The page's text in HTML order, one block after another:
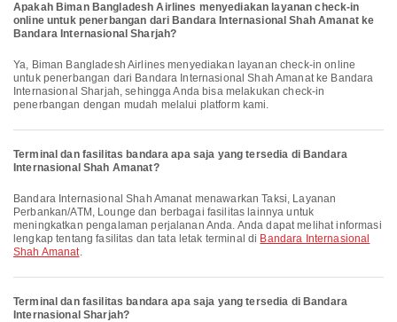
Apakah Biman Bangladesh Airlines menyediakan layanan check-in
online untuk penerbangan dari Bandara Internasional Shah Amanat ke
Bandara Internasional Sharjah?
Ya, Biman Bangladesh Airlines menyediakan layanan check-in online
untuk penerbangan dari Bandara Internasional Shah Amanat ke Bandara
Internasional Sharjah, sehingga Anda bisa melakukan check-in
penerbangan dengan mudah melalui platform kami.
Terminal dan fasilitas bandara apa saja yang tersedia di Bandara
Internasional Shah Amanat?
Bandara Internasional Shah Amanat menawarkan Taksi, Layanan
Perbankan/ATM, Lounge dan berbagai fasilitas lainnya untuk
meningkatkan pengalaman perjalanan Anda. Anda dapat melihat informasi
lengkap tentang fasilitas dan tata letak terminal di Bandara Internasional
Shah Amanat.
Terminal dan fasilitas bandara apa saja yang tersedia di Bandara
Internasional Sharjah?